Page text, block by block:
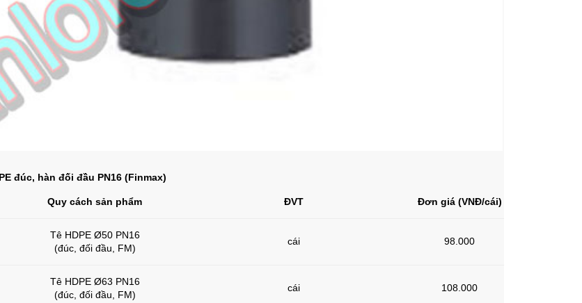
đúc, hàn đối đầu PN16 (Finmax)
Quy cách sản phẩm ĐVT Đơn giá (VNĐ/cái)
Tê HDPE Ø50 PN16
(đúc, đối đầu, FM)
cái 98.000
Tê HDPE Ø63 PN16
(đúc, đối đầu, FM)
cái 108.000